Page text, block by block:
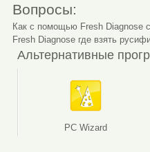
Отчет о системе
Вопросы:
Как с помощью Fresh Diagnose
Fresh Diagnose где взять
Альтернативные
PC Wizard